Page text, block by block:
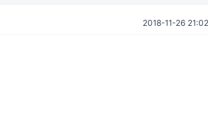
2018-11-26